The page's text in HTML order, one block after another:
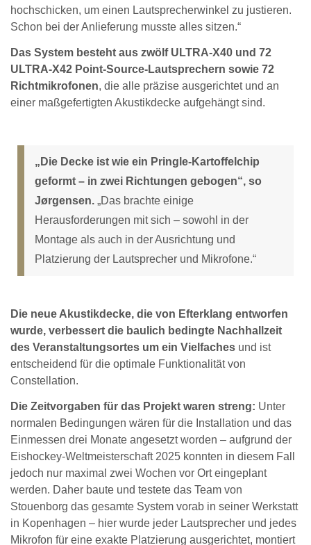
hochschicken, um einen Lautsprecherwinkel zu justieren.
Schon bei der Anlieferung musste alles sitzen.“
Das System besteht aus zwölf ULTRA-X40 und 72
ULTRA-X42 Point-Source-Lautsprechern sowie 72
Richtmikrofonen, die alle präzise ausgerichtet und an
einer maßgefertigten Akustikdecke aufgehängt sind.
„Die Decke ist wie ein Pringle-Kartoffelchip
geformt – in zwei Richtungen gebogen“, so
Jørgensen. „Das brachte einige
Herausforderungen mit sich – sowohl in der
Montage als auch in der Ausrichtung und
Platzierung der Lautsprecher und Mikrofone.“
Die neue Akustikdecke, die von Efterklang entworfen
wurde, verbessert die baulich bedingte Nachhallzeit
des Veranstaltungsortes um ein Vielfaches und ist
entscheidend für die optimale Funktionalität von
Constellation.
Die Zeitvorgaben für das Projekt waren streng: Unter
normalen Bedingungen wären für die Installation und das
Einmessen drei Monate angesetzt worden – aufgrund der
Eishockey-Weltmeisterschaft 2025 konnten in diesem Fall
jedoch nur maximal zwei Wochen vor Ort eingeplant
werden. Daher baute und testete das Team von
Stouenborg das gesamte System vorab in seiner Werkstatt
in Kopenhagen – hier wurde jeder Lautsprecher und jedes
Mikrofon für eine exakte Platzierung ausgerichtet, montiert